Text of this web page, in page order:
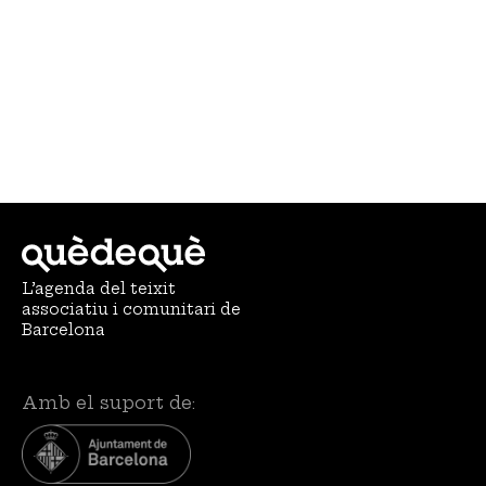
L’agenda del teixit
associatiu i comunitari de
Barcelona
Amb el suport de: